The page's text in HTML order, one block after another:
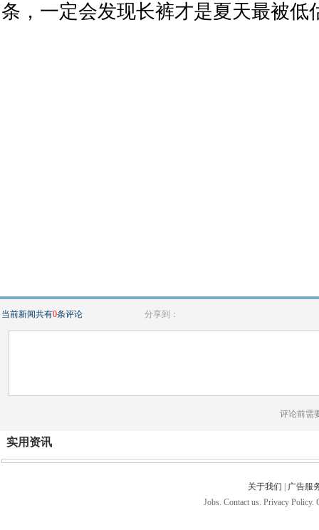
条，一定会发现长裤才是夏天最被低
当前新闻共有0条评论 分享到：
评论前需
实用资讯
关于我们
广告服
Jobs. Contact us. Privacy